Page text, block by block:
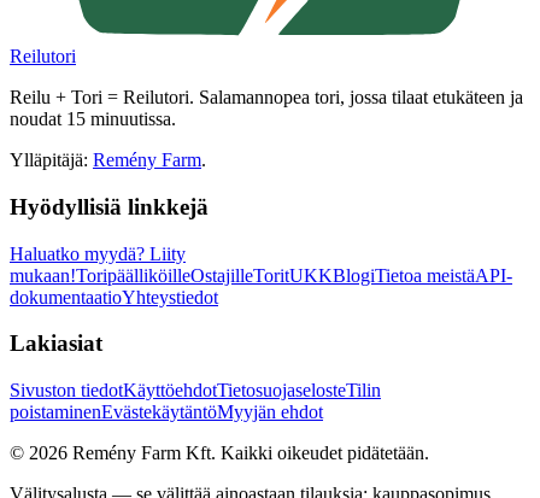
Reilutori
Reilu + Tori = Reilutori. Salamannopea tori, jossa tilaat etukäteen ja
noudat 15 minuutissa.
Ylläpitäjä: Remény Farm.
Hyödyllisiä linkkejä
Haluatko myydä? Liity
mukaan!ToripäälliköilleOstajilleToritUKKBlogiTietoa meistäAPI-
dokumentaatioYhteystiedot
Lakiasiat
Sivuston tiedotKäyttöehdotTietosuojaselosteTilin
poistaminenEvästekäytäntöMyyjän ehdot
© 2026 Remény Farm Kft. Kaikki oikeudet pidätetään.
Välitysalusta — se välittää ainoastaan tilauksia; kauppasopimus